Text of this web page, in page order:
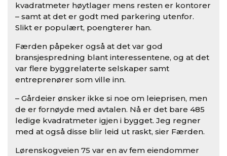
kvadratmeter høytlager mens resten er kontorer
– samt at det er godt med parkering utenfor.
Slikt er populært, poengterer han.
Færden påpeker også at det var god
bransjespredning blant interessentene, og at det
var flere byggrelaterte selskaper samt
entreprenører som ville inn.
– Gårdeier ønsker ikke si noe om leieprisen, men
de er fornøyde med avtalen. Nå er det bare 485
ledige kvadratmeter igjen i bygget. Jeg regner
med at også disse blir leid ut raskt, sier Færden.
Lørenskogveien 75 var en av fem eiendommer